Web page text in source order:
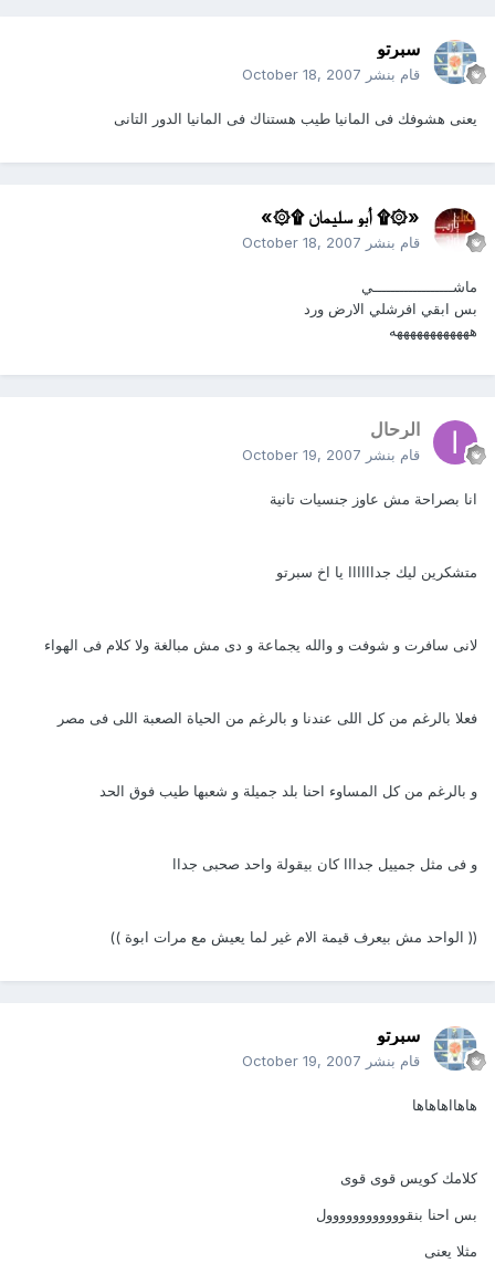
سبرتو
قام بنشر October 18, 2007
يعنى هشوفك فى المانيا طيب هستناك فى المانيا الدور التانى
«۞۩ أبو سليمان ۩۞»
قام بنشر October 18, 2007
ماشــــــــــــــــــي
بس ابقي افرشلي الارض ورد
ههههههههههههه
الرحال
قام بنشر October 19, 2007
انا بصراحة مش عاوز جنسيات تانية
متشكرين ليك جداااااا يا اخ سبرتو
لانى سافرت و شوفت و والله يجماعة و دى مش مبالغة ولا كلام فى الهواء
فعلا بالرغم من كل اللى عندنا و بالرغم من الحياة الصعبة اللى فى مصر
و بالرغم من كل المساوء احنا بلد جميلة و شعبها طيب فوق الحد
و فى مثل جمييل جدااا كان بيقولة واحد صحبى جداا
(( الواحد مش بيعرف قيمة الام غير لما يعيش مع مرات ابوة ))
سبرتو
قام بنشر October 19, 2007
هاهااهاهاها
كلامك كويس قوى قوى
بس احنا بنقوووووووووووول
مثلا يعنى